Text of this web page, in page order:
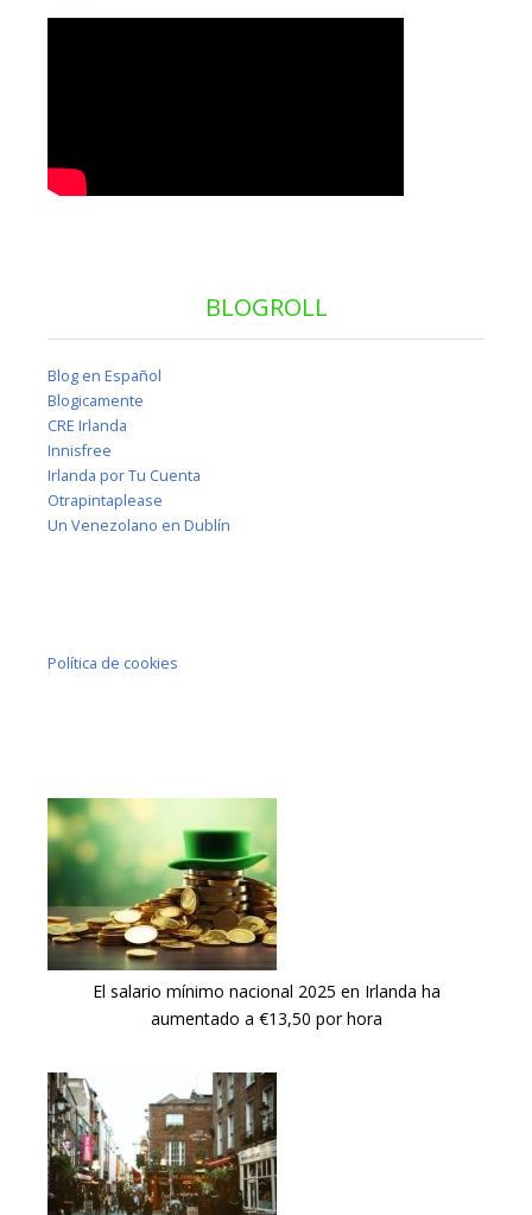
BLOGROLL
Blog en Español
Blogicamente
CRE Irlanda
Innisfree
Irlanda por Tu Cuenta
Otrapintaplease
Un Venezolano en Dublín
Política de cookies
El salario mínimo nacional 2025 en Irlanda ha
aumentado a €13,50 por hora